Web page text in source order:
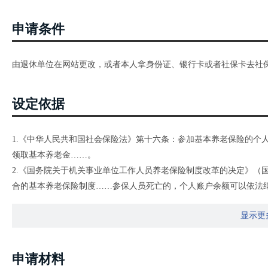
申请条件
由退休单位在网站更改，或者本人拿身份证、银行卡或者社保卡去社
设定依据
1.《中华人民共和国社会保险法》第十六条：参加基本养老保险的个
领取基本养老金……。
2.《国务院关于机关事业单位工作人员养老保险制度改革的决定》（
合的基本养老保险制度……参保人员死亡的，个人账户余额可以依法
居民身份证原件和复印件等材料，到户口所在地村（居）委会办理
和支付信息、转移接续信息、终止注销信息等内容。
显示更
申请材料